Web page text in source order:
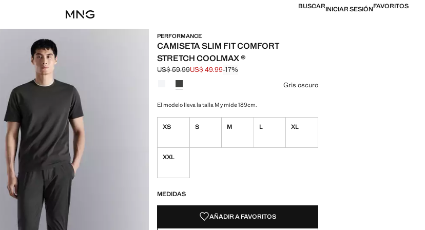
BUSCARINICIAR SESIÓNFAVORITOS
PERFORMANCE
CAMISETA SLIM FIT COMFORT
STRETCH COOLMAX ®
Precio inicial tachado [US$ 59.99 ]
US$ 59.99
Precio actual [US$ 49.99 ]
US$ 49.99-17%
Selecciona un color
Color Blanco
Color Gris oscuro seleccionado
Gris oscuro
El modelo lleva la talla M y mide 189cm.
XS S M L XL
XXL
MEDIDAS
AÑADIR A FAVORITOS